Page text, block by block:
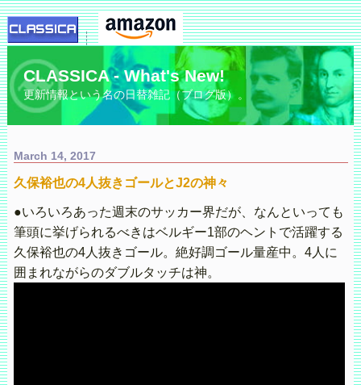
CLASSICA - What's New!
更新情報という名の日替雑記（ブログ版）。
March 14, 2017
久保裕也の4人抜きゴールとJ2の神々
●いろいろあった週末のサッカー界だが、なんといっても
筆頭に挙げられるべきはベルギー1部のヘントで活躍する
久保裕也の4人抜きゴール。絶好調ゴール量産中。4人に
囲まれながらのダブルタッチは神。